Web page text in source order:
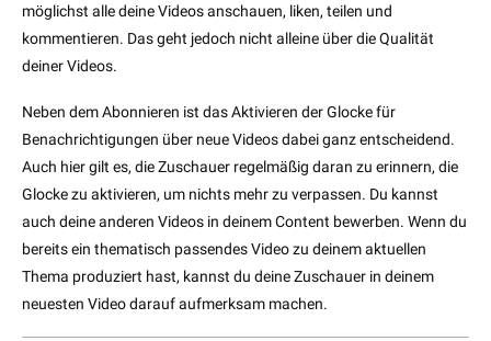
möglichst alle deine Videos anschauen, liken, teilen und
kommentieren. Das geht jedoch nicht alleine über die Qualität
deiner Videos.
Neben dem Abonnieren ist das Aktivieren der Glocke für
Benachrichtigungen über neue Videos dabei ganz entscheidend.
Auch hier gilt es, die Zuschauer regelmäßig daran zu erinnern, die
Glocke zu aktivieren, um nichts mehr zu verpassen. Du kannst
auch deine anderen Videos in deinem Content bewerben. Wenn du
bereits ein thematisch passendes Video zu deinem aktuellen
Thema produziert hast, kannst du deine Zuschauer in deinem
neuesten Video darauf aufmerksam machen.